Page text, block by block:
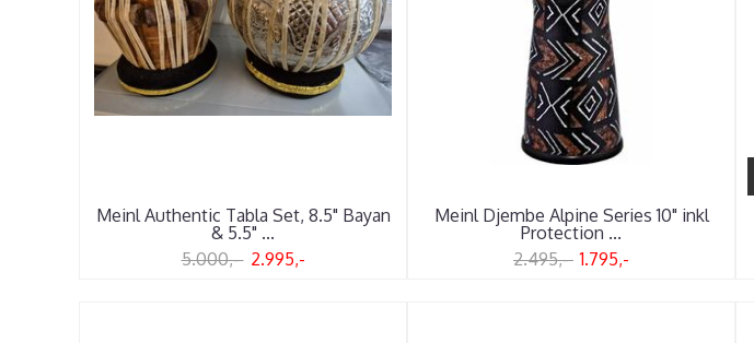
Meinl Authentic Tabla Set, 8.5" Bayan
& 5.5" ...
5.000,- 2.995,-
Meinl Djembe Alpine Series 10" inkl
Protection ...
2.495,- 1.795,-